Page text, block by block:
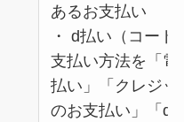
あるお支払い
・ d払い（コード
支払い方法を「電
払い」「クレジッ
のお支払い」「d